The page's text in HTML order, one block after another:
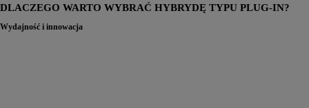
DLACZEGO WARTO WYBRAĆ HYBRYDĘ TYPU PLUG‑IN?
Wydajność i innowacja